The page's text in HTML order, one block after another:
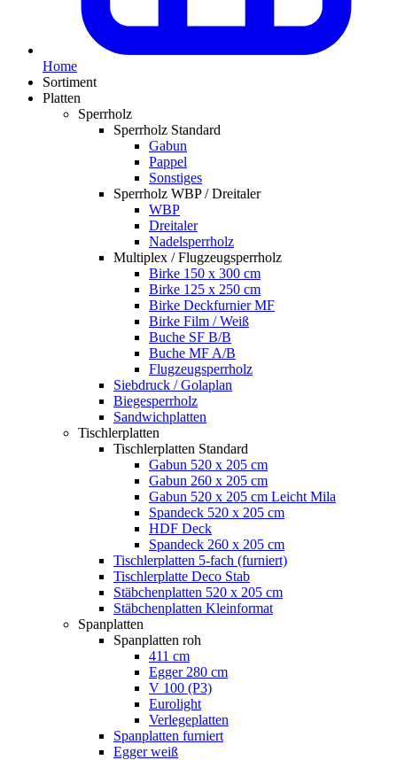
Home
Sortiment
Platten
Sperrholz
Sperrholz Standard
Gabun
Pappel
Sonstiges
Sperrholz WBP / Dreitaler
WBP
Dreitaler
Nadelsperrholz
Multiplex / Flugzeugsperrholz
Birke 150 x 300 cm
Birke 125 x 250 cm
Birke Deckfurnier MF
Birke Film / Weiß
Buche SF B/B
Buche MF A/B
Flugzeugsperrholz
Siebdruck / Golaplan
Biegesperrholz
Sandwichplatten
Tischlerplatten
Tischlerplatten Standard
Gabun 520 x 205 cm
Gabun 260 x 205 cm
Gabun 520 x 205 cm Leicht Mila
Spandeck 520 x 205 cm
HDF Deck
Spandeck 260 x 205 cm
Tischlerplatten 5-fach (furniert)
Tischlerplatte Deco Stab
Stäbchenplatten 520 x 205 cm
Stäbchenplatten Kleinformat
Spanplatten
Spanplatten roh
411 cm
Egger 280 cm
V 100 (P3)
Eurolight
Verlegeplatten
Spanplatten furniert
Egger weiß